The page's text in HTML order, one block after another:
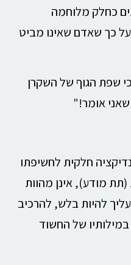
כחלק מלוחמה
כך שאדם שאינו מביט
שפת הגוף של השקרן
אומר!"
חלקית לחשיפתו
(תת מודע), אינן מהוות
להיות בלש, להרכיב
של החשוד